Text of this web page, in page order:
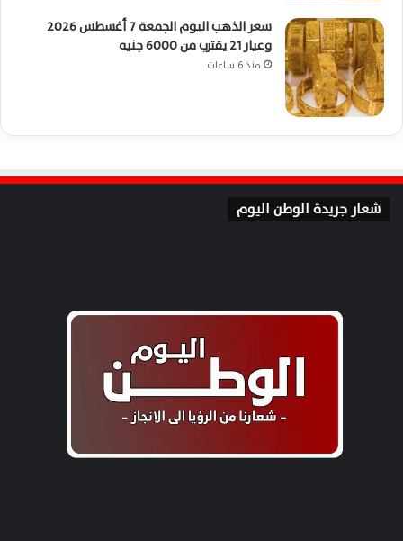
سعر الذهب اليوم الجمعة 7 أغسطس 2026
وعيار 21 يقترب من 6000 جنيه
منذ 6 ساعات
شعار جريدة الوطن اليوم